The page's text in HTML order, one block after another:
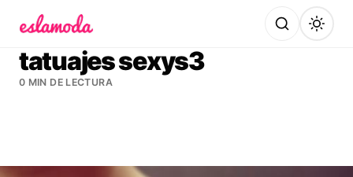
tatuajes sexys3
0 MIN DE LECTURA